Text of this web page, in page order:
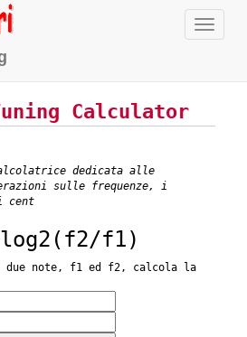
Calculator
dedicata alle
sulle frequenze, i
cent
f1)
due note, f1 ed f2, calcola la